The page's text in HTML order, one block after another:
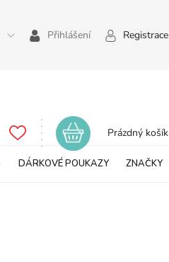
Přihlášení Registrace
Nákupní
Prázdný košík
DÁRKOVÉ POUKAZY ZNAČKY